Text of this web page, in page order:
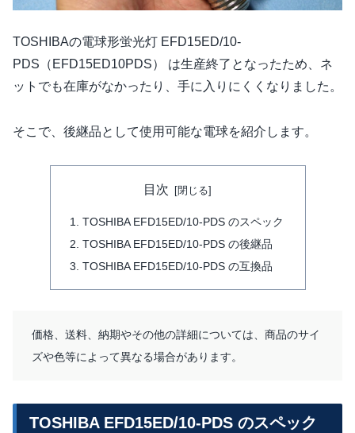
TOSHIBAの電球形蛍光灯 EFD15ED/10-
PDS（EFD15ED10PDS） は生産終了となったため、ネ
ットでも在庫がなかったり、手に入りにくくなりました。
そこで、後継品として使用可能な電球を紹介します。
目次
TOSHIBA EFD15ED/10-PDS のスペック
TOSHIBA EFD15ED/10-PDS の後継品
TOSHIBA EFD15ED/10-PDS の互換品
価格、送料、納期やその他の詳細については、商品のサイ
ズや色等によって異なる場合があります。
TOSHIBA EFD15ED/10-PDS のスペック